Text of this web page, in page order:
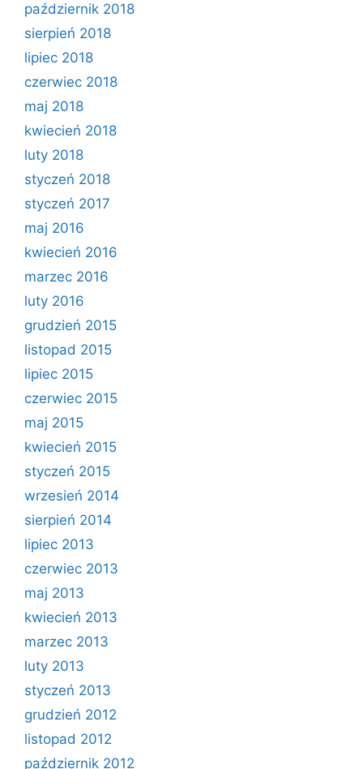
październik 2018
sierpień 2018
lipiec 2018
czerwiec 2018
maj 2018
kwiecień 2018
luty 2018
styczeń 2018
styczeń 2017
maj 2016
kwiecień 2016
marzec 2016
luty 2016
grudzień 2015
listopad 2015
lipiec 2015
czerwiec 2015
maj 2015
kwiecień 2015
styczeń 2015
wrzesień 2014
sierpień 2014
lipiec 2013
czerwiec 2013
maj 2013
kwiecień 2013
marzec 2013
luty 2013
styczeń 2013
grudzień 2012
listopad 2012
październik 2012